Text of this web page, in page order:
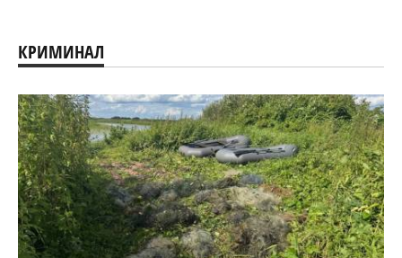
КРИМИНАЛ